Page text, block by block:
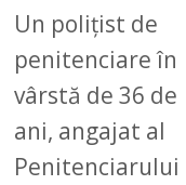
Un polițist de
penitenciare în
vârstă de 36 de
ani, angajat al
Penitenciarului